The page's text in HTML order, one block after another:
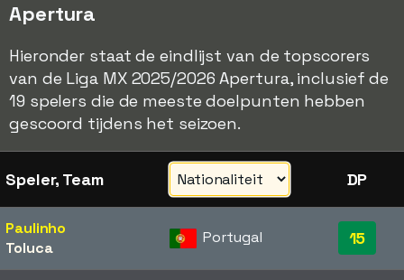
Apertura
Hieronder staat de eindlijst van de topscorers
van de Liga MX 2025/2026 Apertura, inclusief de
19 spelers die de meeste doelpunten hebben
gescoord tijdens het seizoen.
Speler, Team DP
Paulinho
Toluca
Portugal 15